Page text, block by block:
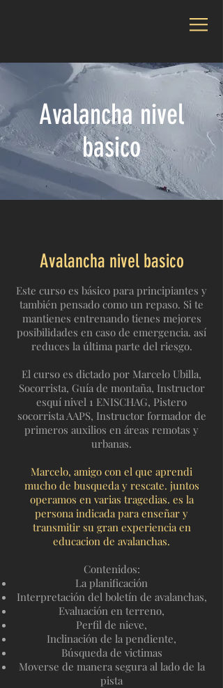
Avalancha nivel
basico
Este curso es básico para principiantes y
también pensado como un repaso. Si te
mantienes entrenando tienes mejores
posibilidades en caso de emergencia. así
reduces la última parte del riesgo.
El curso es dictado por Marcelo Ubilla,
Socorrista, Guía de montaña, Instructor
esquí nivel 1 ENISCHAG, Pistero
socorrista AAPS, Instructor formador de
primeros auxilios en áreas remotas y
urbanas.
Marcelo, amigo con el que aprendi
mucho de busqueda y rescate. juntos
operamos en varias tragedias. es la
persona indicada para enseñar y
transmitir su gran experiencia en
educacion de avalanchas.
Contenidos:
La planificación
Interpretación del boletín de avalanchas,
Evaluación en terreno,
Perfil de nieve,
Inclinación de la pendiente,
Búsqueda de victimas
Moverse de manera segura al lado de la
pista
Avalancha nivel basico